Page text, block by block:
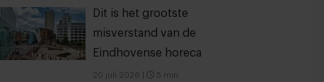
Dit is het grootste
misverstand van de
Eindhovense horeca
20 juli 2026 5 min